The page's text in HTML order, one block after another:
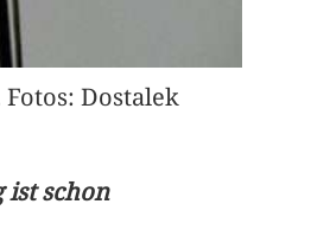
Dostalek
ist schon